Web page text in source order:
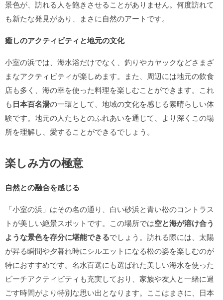
景色が、訪れる人を飽きさせることがありません。何度訪れて
も新たな発見があり、まさに自然のアートです。
癒しのアクティビティと地元の文化
小室の浜では、海水浴だけでなく、釣りやカヤックなどさまざ
まなアクティビティが楽しめます。また、周辺には地元の飲食
店も多く、海の幸を使った料理を楽しむことができます。これ
も日本百名湯の一環として、地域の文化を感じる素晴らしい体
験です。地元の人たちとのふれあいを通じて、より深くこの場
所を理解し、愛することができるでしょう。
楽しみ方の極意
自然との融合を感じる
「小室の浜」はその名の通り、白い砂浜と青い松のコントラス
トが美しい絶景スポットです。この場所では空と海が溶け合う
ような景色を存分に堪能できるでしょう。訪れる際には、太陽
が昇る瞬間や夕暮れ時にシルエットになる松の姿を楽しむのが
特におすすめです。名水百選にも選ばれた美しい海水を使った
ビーチアクティビティも充実しており、家族や友人と一緒に過
ごす時間がより特別な思い出となります。ここはまさに、日本